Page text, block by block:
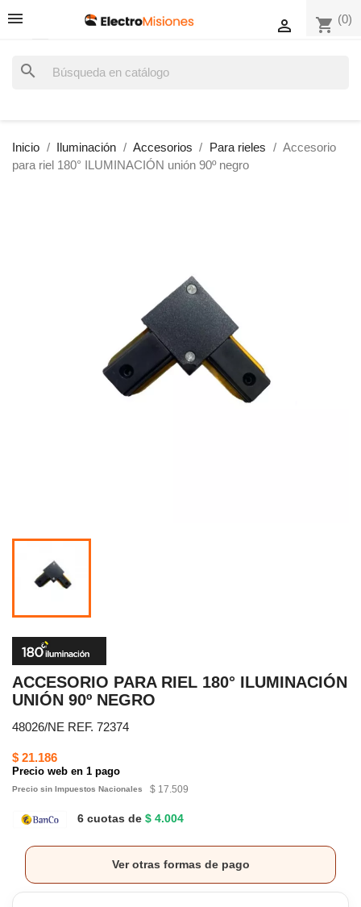
shopping_cart (0)

search
Inicio Iluminación Accesorios Para rieles
Accesorio
para riel 180° ILUMINACIÓN unión 90º negro
ACCESORIO PARA RIEL 180° ILUMINACIÓN
UNIÓN 90º NEGRO
48026/NE REF. 72374
$ 21.186
Precio web en 1 pago
Precio sin Impuestos Nacionales $ 17.509
6 cuotas de $ 4.004
Ver otras formas de pago